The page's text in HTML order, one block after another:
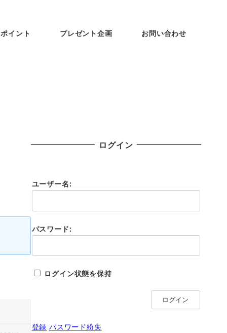
イント プレゼント企画 お問い合わせ
ログイン
ユーザー名:
パスワード:
ログイン状態を保持
ログイン
登録 パスワード紛失